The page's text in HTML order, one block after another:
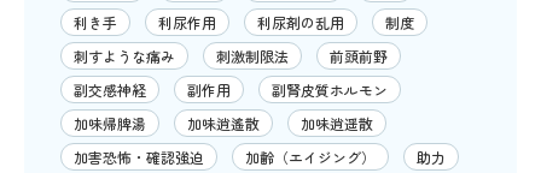
利き手
利尿作用 利尿剤の乱用
制度
刺すような痛み
刺激制限法
前頭前野
副交感神経
副作用
副腎皮質ホルモン
加味帰脾湯
加味逍遙散
加味逍遥散
加害恐怖・確認強迫
加齢（エイジング）
助力